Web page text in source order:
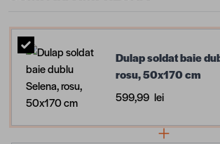
Dulap soldat baie
rosu, 50x170 cm
599,99 lei